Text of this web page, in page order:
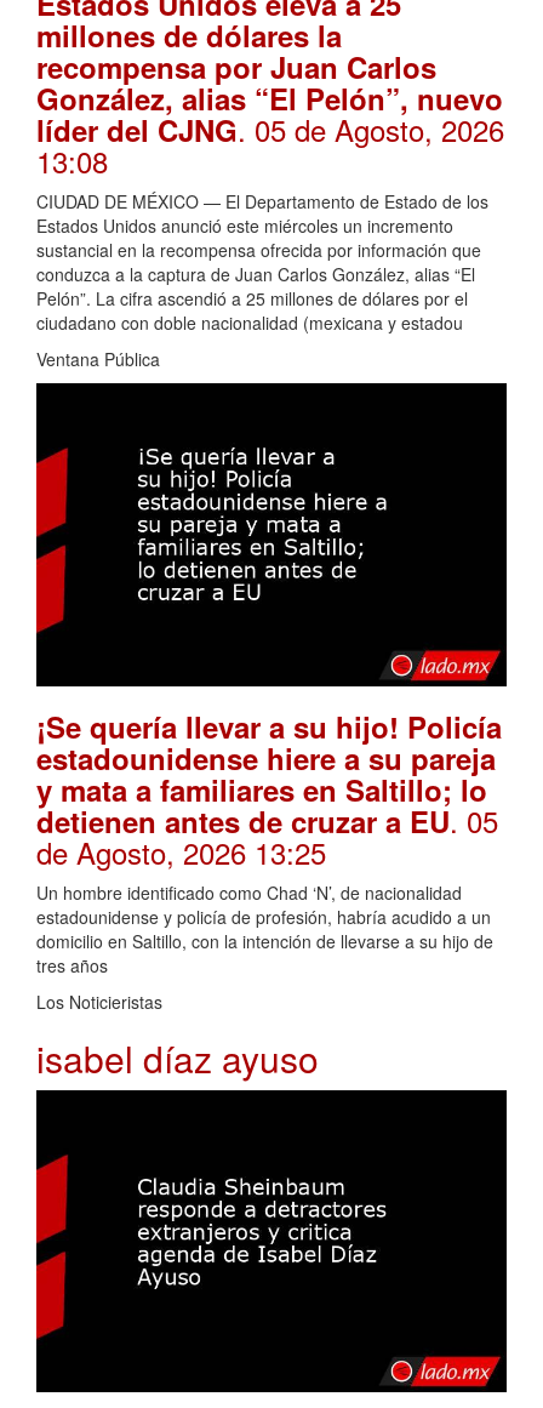
millones de dólares la
recompensa por Juan Carlos
González, alias “El Pelón”, nuevo
líder del CJNG. 05 de Agosto, 2026
13:08
CIUDAD DE MÉXICO — El Departamento de Estado de los
Estados Unidos anunció este miércoles un incremento
sustancial en la recompensa ofrecida por información que
conduzca a la captura de Juan Carlos González, alias “El
Pelón”. La cifra ascendió a 25 millones de dólares por el
ciudadano con doble nacionalidad (mexicana y estadou
Ventana Pública
¡Se quería llevar a su hijo! Policía
estadounidense hiere a su pareja
y mata a familiares en Saltillo; lo
detienen antes de cruzar a EU. 05
de Agosto, 2026 13:25
Un hombre identificado como Chad ‘N’, de nacionalidad
estadounidense y policía de profesión, habría acudido a un
domicilio en Saltillo, con la intención de llevarse a su hijo de
tres años
Los Noticieristas
isabel díaz ayuso